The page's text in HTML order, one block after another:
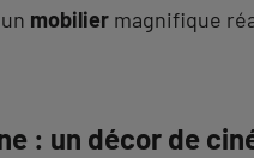
mobilier magnifique
: un décor de